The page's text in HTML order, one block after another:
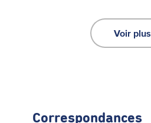
Voir plus
Correspondances